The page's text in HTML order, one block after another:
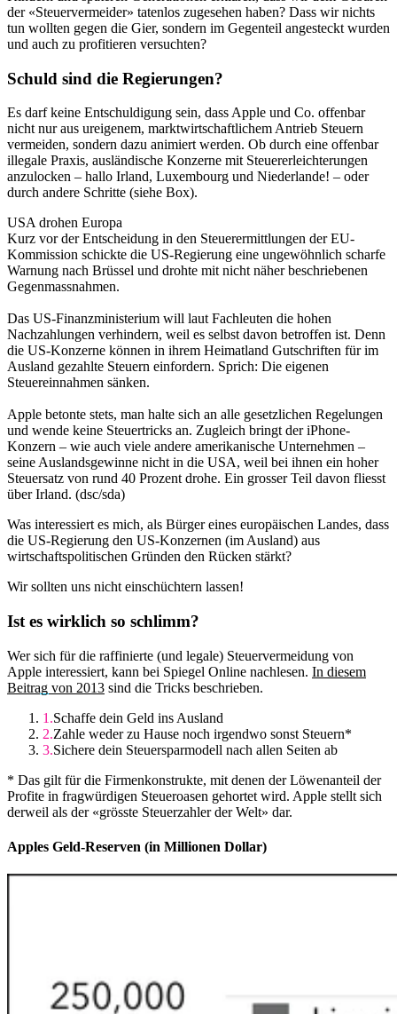
der «Steuervermeider» tatenlos zugesehen haben? Dass wir nichts
tun wollten gegen die Gier, sondern im Gegenteil angesteckt wurden
und auch zu profitieren versuchten?
Schuld sind die Regierungen?
Es darf keine Entschuldigung sein, dass Apple und Co. offenbar
nicht nur aus ureigenem, marktwirtschaftlichem Antrieb Steuern
vermeiden, sondern dazu animiert werden. Ob durch eine offenbar
illegale Praxis, ausländische Konzerne mit Steuererleichterungen
anzulocken – hallo Irland, Luxembourg und Niederlande! – oder
durch andere Schritte (siehe Box).
USA drohen Europa
Kurz vor der Entscheidung in den Steuerermittlungen der EU-
Kommission schickte die US-Regierung eine ungewöhnlich scharfe
Warnung nach Brüssel und drohte mit nicht näher beschriebenen
Gegenmassnahmen.
Das US-Finanzministerium will laut Fachleuten die hohen
Nachzahlungen verhindern, weil es selbst davon betroffen ist. Denn
die US-Konzerne können in ihrem Heimatland Gutschriften für im
Ausland gezahlte Steuern einfordern. Sprich: Die eigenen
Steuereinnahmen sänken.
Apple betonte stets, man halte sich an alle gesetzlichen Regelungen
und wende keine Steuertricks an. Zugleich bringt der iPhone-
Konzern – wie auch viele andere amerikanische Unternehmen –
seine Auslandsgewinne nicht in die USA, weil bei ihnen ein hoher
Steuersatz von rund 40 Prozent drohe. Ein grosser Teil davon fliesst
über Irland. (dsc/sda)
Was interessiert es mich, als Bürger eines europäischen Landes, dass
die US-Regierung den US-Konzernen (im Ausland) aus
wirtschaftspolitischen Gründen den Rücken stärkt?
Wir sollten uns nicht einschüchtern lassen!
Ist es wirklich so schlimm?
Wer sich für die raffinierte (und legale) Steuervermeidung von
Apple interessiert, kann bei Spiegel Online nachlesen. In diesem
Beitrag von 2013 sind die Tricks beschrieben.
Schaffe dein Geld ins Ausland
Zahle weder zu Hause noch irgendwo sonst Steuern*
Sichere dein Steuersparmodell nach allen Seiten ab
* Das gilt für die Firmenkonstrukte, mit denen der Löwenanteil der
Profite in fragwürdigen Steueroasen gehortet wird. Apple stellt sich
derweil als der «grösste Steuerzahler der Welt» dar.
Apples Geld-Reserven (in Millionen Dollar)